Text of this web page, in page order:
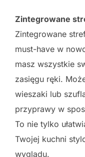
Zintegrowane
Zintegrowane
must-have w
masz wszystkie
zasięgu ręki.
wieszaki lub
przyprawy w
To nie tylko
Twojej kuchni
wyglądu.